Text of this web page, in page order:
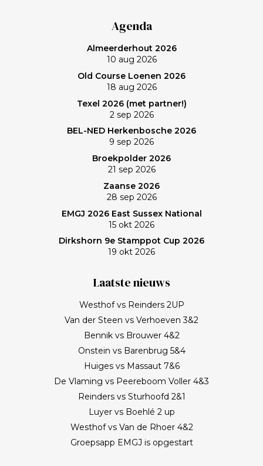
Agenda
Almeerderhout 2026
10 aug 2026
Old Course Loenen 2026
18 aug 2026
Texel 2026 (met partner!)
2 sep 2026
BEL-NED Herkenbosche 2026
9 sep 2026
Broekpolder 2026
21 sep 2026
Zaanse 2026
28 sep 2026
EMGJ 2026 East Sussex National
15 okt 2026
Dirkshorn 9e Stamppot Cup 2026
19 okt 2026
Laatste nieuws
Westhof vs Reinders 2UP
Van der Steen vs Verhoeven 3&2
Bennik vs Brouwer 4&2
Onstein vs Barenbrug 5&4
Huiges vs Massaut 7&6
De Vlaming vs Peereboom Voller 4&3
Reinders vs Sturhoofd 2&1
Luyer vs Boehlé 2 up
Westhof vs Van de Rhoer 4&2
Groepsapp EMGJ is opgestart